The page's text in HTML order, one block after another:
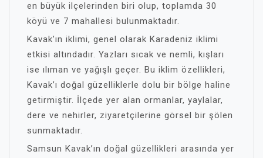
en büyük ilçelerinden biri olup, toplamda 30
köyü ve 7 mahallesi bulunmaktadır.
Kavak’ın iklimi, genel olarak Karadeniz iklimi
etkisi altındadır. Yazları sıcak ve nemli, kışları
ise ılıman ve yağışlı geçer. Bu iklim özellikleri,
Kavak’ı doğal güzelliklerle dolu bir bölge haline
getirmiştir. İlçede yer alan ormanlar, yaylalar,
dere ve nehirler, ziyaretçilerine görsel bir şölen
sunmaktadır.
Samsun Kavak’ın doğal güzellikleri arasında yer